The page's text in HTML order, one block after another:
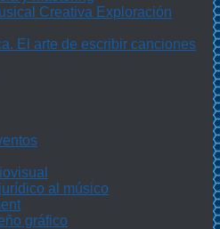
Creativa Exploración
El arte de escribir canciones
al músico
gráfico